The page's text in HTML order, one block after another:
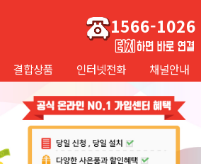
1566-1026
결합상품 인터넷전화 채널안내